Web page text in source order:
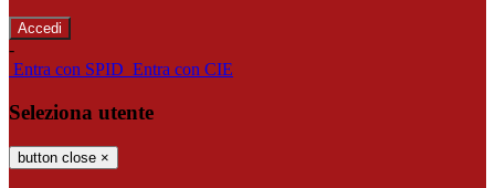
-
Entra con SPID Entra con CIE
Seleziona utente
button close ×